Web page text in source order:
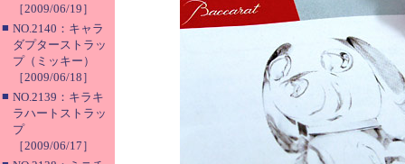
［2009/06/19］
■ NO.2140：キャラ
ダプターストラッ
プ（ミッキー）
［2009/06/18］
■ NO.2139：キラキ
ラハートストラッ
プ
［2009/06/17］